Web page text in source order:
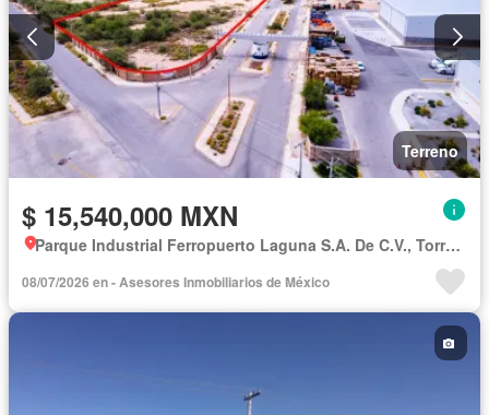
Terreno
$ 15,540,000 MXN
Parque Industrial Ferropuerto Laguna S.A. De C.V., Torreón
08/07/2026 en - Asesores Inmobiliarios de México